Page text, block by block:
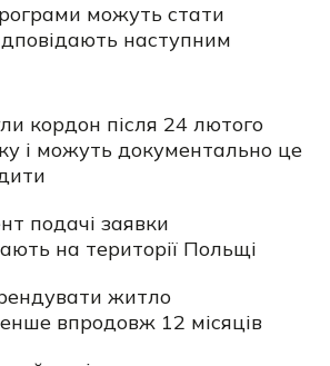
можуть стати
наступним
кордон після 24 лютого
і можуть документально це
подачі заявки
на території Польщі
житло
впродовж 12 місяців